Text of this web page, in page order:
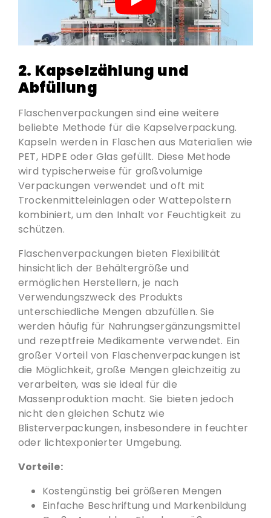
2. Kapselzählung und
Abfüllung
Flaschenverpackungen sind eine weitere
beliebte Methode für die Kapselverpackung.
Kapseln werden in Flaschen aus Materialien wie
PET, HDPE oder Glas gefüllt. Diese Methode
wird typischerweise für großvolumige
Verpackungen verwendet und oft mit
Trockenmitteleinlagen oder Wattepolstern
kombiniert, um den Inhalt vor Feuchtigkeit zu
schützen.
Flaschenverpackungen bieten Flexibilität
hinsichtlich der Behältergröße und
ermöglichen Herstellern, je nach
Verwendungszweck des Produkts
unterschiedliche Mengen abzufüllen. Sie
werden häufig für Nahrungsergänzungsmittel
und rezeptfreie Medikamente verwendet. Ein
großer Vorteil von Flaschenverpackungen ist
die Möglichkeit, große Mengen gleichzeitig zu
verarbeiten, was sie ideal für die
Massenproduktion macht. Sie bieten jedoch
nicht den gleichen Schutz wie
Blisterverpackungen, insbesondere in feuchter
oder lichtexponierter Umgebung.
Vorteile:
Kostengünstig bei größeren Mengen
Einfache Beschriftung und Markenbildung